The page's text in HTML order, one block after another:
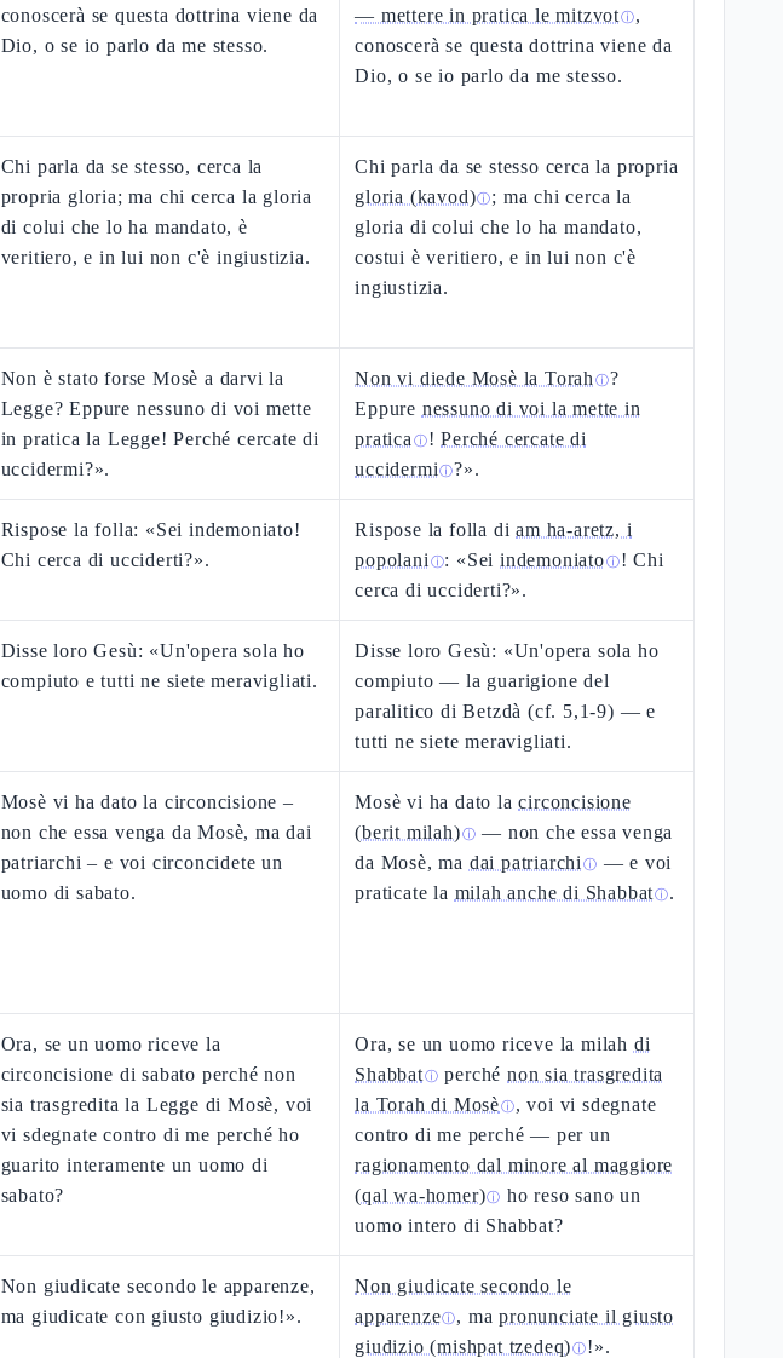
conoscerà se questa dottrina viene da
Dio, o se io parlo da me stesso.
— mettere in pratica le mitzvotⓘ,
conoscerà se questa dottrina viene da
Dio, o se io parlo da me stesso.
Chi parla da se stesso, cerca la
propria gloria; ma chi cerca la gloria
di colui che lo ha mandato, è
veritiero, e in lui non c'è ingiustizia.
Chi parla da se stesso cerca la propria
gloria (kavod)ⓘ; ma chi cerca la
gloria di colui che lo ha mandato,
costui è veritiero, e in lui non c'è
ingiustizia.
Non è stato forse Mosè a darvi la
Legge? Eppure nessuno di voi mette
in pratica la Legge! Perché cercate di
uccidermi?».
Non vi diede Mosè la Torah ⓘ?
Eppure nessuno di voi la mette in
pratica ⓘ!Perché cercate di
uccidermi ⓘ?».
Rispose la folla: «Sei indemoniato!
Chi cerca di ucciderti?».
Rispose la folla diam ha-aretz, i
popolani ⓘ: «Seiindemoniatoⓘ! Chi
cerca di ucciderti?».
Disse loro Gesù: «Un'opera sola ho
compiuto e tutti ne siete meravigliati.
Disse loro Gesù: «Un'opera sola ho
compiuto — la guarigione del
paralitico di Betzdà (cf. 5,1-9) — e
tutti ne siete meravigliati.
Mosè vi ha dato la circoncisione –
non che essa venga da Mosè, ma dai
patriarchi – e voi circoncidete un
uomo di sabato.
Mosè vi ha dato lacirconcisione
(berit milah)ⓘ — non che essa venga
da Mosè, ma dai patriarchi ⓘ — e voi
praticate la milah anche di Shabbatⓘ.
Ora, se un uomo riceve la
circoncisione di sabato perché non
sia trasgredita la Legge di Mosè, voi
vi sdegnate contro di me perché ho
guarito interamente un uomo di
sabato?
Ora, se un uomo riceve la milah di
Shabbatⓘ perchénon sia trasgredita
la Torah di Mosèⓘ, voi vi sdegnate
contro di me perché — per un
ragionamento dal minore al maggiore
(qal wa-homer)ⓘ ho reso sano un
uomo intero di Shabbat?
Non giudicate secondo le apparenze,
ma giudicate con giusto giudizio!».
Non giudicate secondo le
apparenzeⓘ, mapronunciate il giusto
giudizio (mishpat tzedeq)ⓘ!».